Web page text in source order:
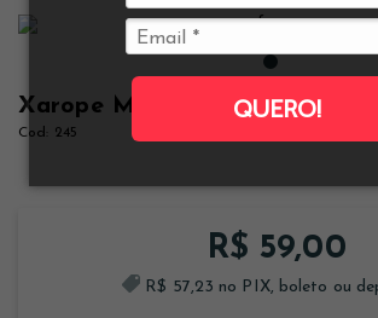
QUERO!
Xarope Monin Grenadine 700
245
R$ 59,00
R$ 57,23 no PIX, boleto ou